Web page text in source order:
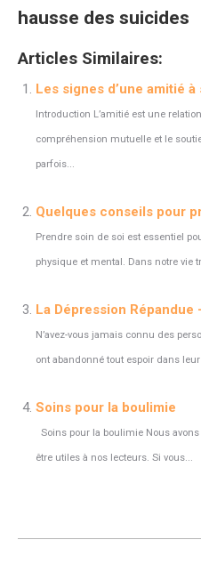
hausse des suicides
Articles Similaires:
Les signes d’une amitié
Introduction L’amitié est une
compréhension mutuelle et le
parfois...
Quelques conseils pour
Prendre soin de soi est essentiel
physique et mental. Dans notre vie
La Dépression
N’avez-vous jamais connu des
ont abandonné tout espoir dans
Soins pour la boulimie
Soins pour la boulimie Nous
être utiles à nos lecteurs. Si vous...